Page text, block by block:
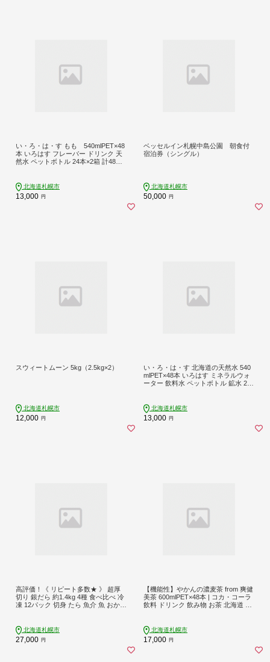
い・ろ・は・す もも 540mlPET×48
本 いろはす フレーバー ドリンク 天
然水 ペットボトル 24本×2箱 計48本
北海道札幌市
13,000 円
ベッセルイン札幌中島公園 朝食付
宿泊券（シングル）
北海道札幌市
50,000 円
スウィートムーン 5kg（2.5kg×2）
北海道札幌市
12,000 円
い・ろ・は・す 北海道の天然水 540
mlPET×48本 いろはす ミネラルウォ
ーター 飲料水 ペットボトル 鉱水 2ケ
北海道札幌市
13,000 円
高評価！《 リピート多数★ 》 超厚
切り 銀だら 約1.4kg 4種 食べ比べ 冷
凍 12パック 切身 たら 魚介 魚 おかず
おつまみに 銀鱈 人気 北海道 札幌市
北海道札幌市
27,000 円
【機能性】やかんの濃麦茶 from 爽健
美茶 600mlPET×48本 | コカ・コーラ
飲料 ドリンク 飲み物 お茶 北海道 札
北海道札幌市
17,000 円